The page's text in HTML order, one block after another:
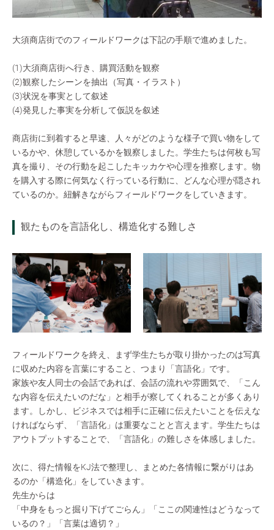
大須商店街でのフィールドワークは下記の手順で進めました。
(1)大須商店街へ行き、購買活動を観察
(2)観察したシーンを抽出（写真・イラスト）
(3)状況を事実として叙述
(4)発見した事実を分析して仮説を叙述
商店街に到着すると早速、人々がどのような様子で買い物をして
いるかや、休憩しているかを観察しました。学生たちは何枚も写
真を撮り、その行動を起こしたキッカケや心理を推察します。物
を購入する際に何気なく行っている行動に、どんな心理が隠され
ているのか。紐解きながらフィールドワークをしていきます。
観たものを言語化し、構造化する難しさ
フィールドワークを終え、まず学生たちが取り掛かったのは写真
に収めた内容を言葉にすること、つまり「言語化」です。
家族や友人同士の会話であれば、会話の流れや雰囲気で、「こん
な内容を伝えたいのだな」と相手が察してくれることが多くあり
ます。しかし、ビジネスでは相手に正確に伝えたいことを伝えな
ければならず、「言語化」は重要なことと言えます。学生たちは
アウトプットすることで、「言語化」の難しさを体感しました。
次に、得た情報をKJ法で整理し、まとめた各情報に繋がりはあ
るのか「構造化」をしていきます。
先生からは
「中身をもっと掘り下げてごらん」「ここの関連性はどうなって
いるの？」「言葉は適切？」